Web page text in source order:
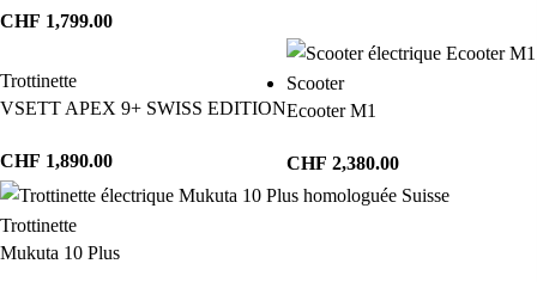
CHF 1,799.00
Trottinette
VSETT APEX 9+ SWISS EDITION
CHF 1,890.00
Scooter
Ecooter M1
CHF 2,380.00
Trottinette
Mukuta 10 Plus